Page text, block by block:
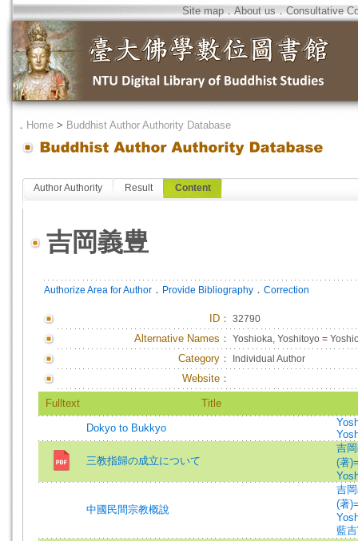
Site map．About us．Consultative
． Home > Buddhist Author Authority Database
Author Authority Result Content
吉岡義豊
Authorize Area for Author ． Provide Bibliography ． Correction
ID ： 32790
Alternative Names： Yoshioka, Yoshitoyo =
Category： Individual Author
Website：
Fulltext Title
Dokyo to Bukkyo
三教指歸の成立について
吉
(著
中國民間宗教概說
吉
(著
藍